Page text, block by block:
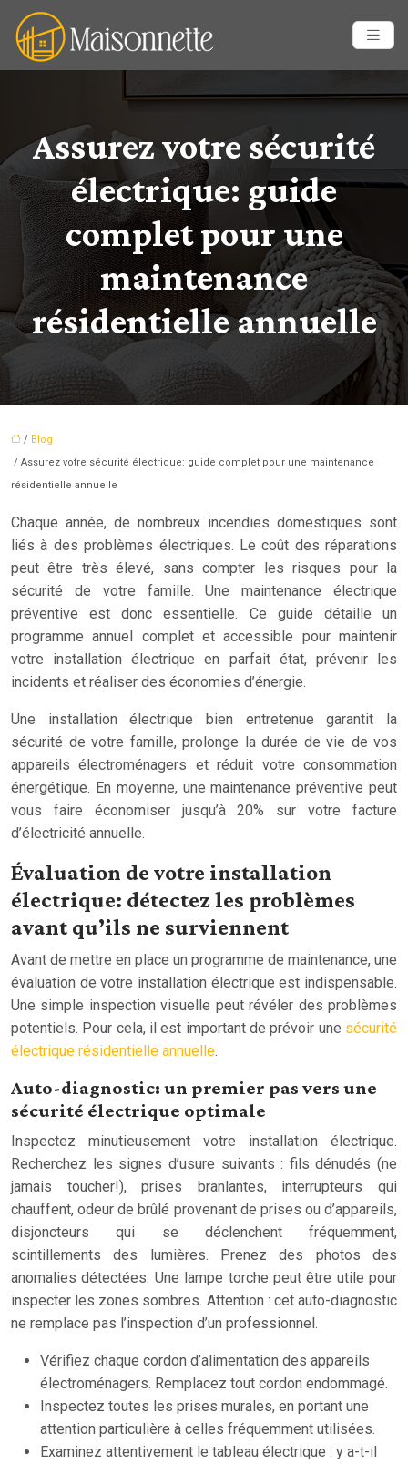
Assurez votre sécurité
électrique: guide
complet pour une
maintenance
résidentielle annuelle
/ Blog
/ Assurez votre sécurité électrique: guide complet pour une maintenance
résidentielle annuelle
Chaque année, de nombreux incendies domestiques sont
liés à des problèmes électriques. Le coût des réparations
peut être très élevé, sans compter les risques pour la
sécurité de votre famille. Une maintenance électrique
préventive est donc essentielle. Ce guide détaille un
programme annuel complet et accessible pour maintenir
votre installation électrique en parfait état, prévenir les
incidents et réaliser des économies d’énergie.
Une installation électrique bien entretenue garantit la
sécurité de votre famille, prolonge la durée de vie de vos
appareils électroménagers et réduit votre consommation
énergétique. En moyenne, une maintenance préventive peut
vous faire économiser jusqu’à 20% sur votre facture
d’électricité annuelle.
Évaluation de votre installation
électrique: détectez les problèmes
avant qu’ils ne surviennent
Avant de mettre en place un programme de maintenance, une
évaluation de votre installation électrique est indispensable.
Une simple inspection visuelle peut révéler des problèmes
potentiels. Pour cela, il est important de prévoir une sécurité
électrique résidentielle annuelle.
Auto-diagnostic: un premier pas vers une
sécurité électrique optimale
Inspectez minutieusement votre installation électrique.
Recherchez les signes d’usure suivants : fils dénudés (ne
jamais toucher!), prises branlantes, interrupteurs qui
chauffent, odeur de brûlé provenant de prises ou d’appareils,
disjoncteurs qui se déclenchent fréquemment,
scintillements des lumières. Prenez des photos des
anomalies détectées. Une lampe torche peut être utile pour
inspecter les zones sombres. Attention : cet auto-diagnostic
ne remplace pas l’inspection d’un professionnel.
Vérifiez chaque cordon d’alimentation des appareils
électroménagers. Remplacez tout cordon endommagé.
Inspectez toutes les prises murales, en portant une
attention particulière à celles fréquemment utilisées.
Examinez attentivement le tableau électrique : y a-t-il